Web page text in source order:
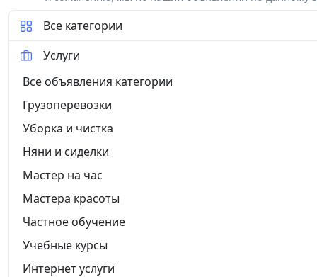
Все категории
Услуги
Все объявления категории
Грузоперевозки
Уборка и чистка
Няни и сиделки
Мастер на час
Мастера красоты
Частное обучение
Учебные курсы
Интернет услуги